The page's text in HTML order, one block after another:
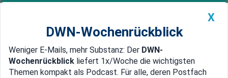
Newsticker MEIN DWN: Geldanlage Premium
Edelmetalle DWN-Magazin China
X
DWN-Wochenrückblick
Weniger E-Mails, mehr Substanz: Der DWN-
Wochenrückblick liefert 1x/Woche die wichtigsten
Themen kompakt als Podcast. Für alle, deren Postfach